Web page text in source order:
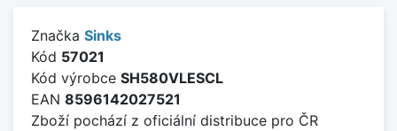
Značka Sinks
Kód 57021
Kód výrobce SH580VLESCL
EAN 8596142027521
Zboží pochází z oficiální distribuce pro ČR